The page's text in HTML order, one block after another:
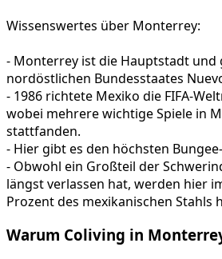
Wissenswertes über Monterrey:
- Monterrey ist die Hauptstadt und
nordöstlichen Bundesstaates
- 1986 richtete Mexiko die FIFA-
wobei mehrere wichtige Spiele in
stattfanden.
- Hier gibt es den höchsten
- Obwohl ein Großteil der
längst verlassen hat, werden hier
Prozent des mexikanischen Stahls
Warum Coliving in